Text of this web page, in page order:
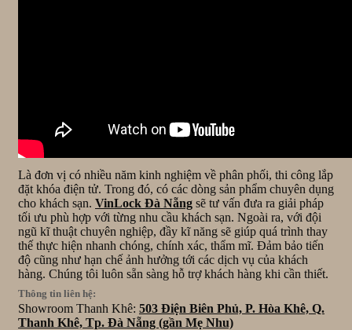
Là đơn vị có nhiều năm kinh nghiệm về phân phối, thi công lắp
đặt khóa điện tử. Trong đó, có các dòng sản phẩm chuyên dụng
cho khách sạn. VinLock Đà Nẵng sẽ tư vấn đưa ra giải pháp
tối ưu phù hợp với từng nhu cầu khách sạn. Ngoài ra, với đội
ngũ kĩ thuật chuyên nghiệp, đầy kĩ năng sẽ giúp quá trình thay
thế thực hiện nhanh chóng, chính xác, thẩm mĩ. Đảm bảo tiến
độ cũng như hạn chế ảnh hưởng tới các dịch vụ của khách
hàng. Chúng tôi luôn sẵn sàng hỗ trợ khách hàng khi cần thiết.
Thông tin liên hệ:
Showroom Thanh Khê: 503 Điện Biên Phủ, P. Hòa Khê, Q.
Thanh Khê, Tp. Đà Nẵng (gần Mẹ Nhu)